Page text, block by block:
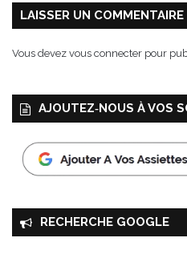
LAISSER UN COMMENTAIRE
Vous devez vous connecter pour
AJOUTEZ‑NOUS À VOS
RECHERCHE GOOGLE